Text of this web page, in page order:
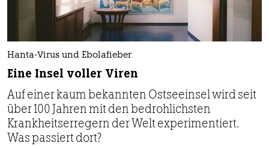
Hanta-Virus und Ebolafieber
Eine Insel voller Viren
Auf einer kaum bekannten Ostseeinsel wird seit
über 100 Jahren mit den bedrohlichsten
Krankheitserregern der Welt experimentiert.
Was passiert dort?